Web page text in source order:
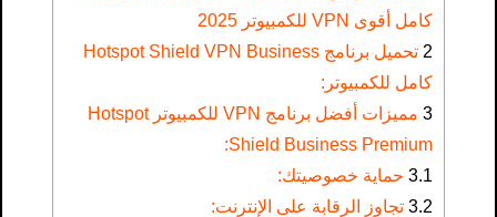
كامل أقوى VPN للكمبيوتر 2025
2
تحميل برنامج Hotspot Shield VPN Business
كامل للكمبيوتر:
3
مميزات أفضل برنامج VPN للكمبيوتر Hotspot
Shield Business Premium:
3.1 حماية خصوصيتك:
3.2 تجاوز الرقابة على الإنترنت: